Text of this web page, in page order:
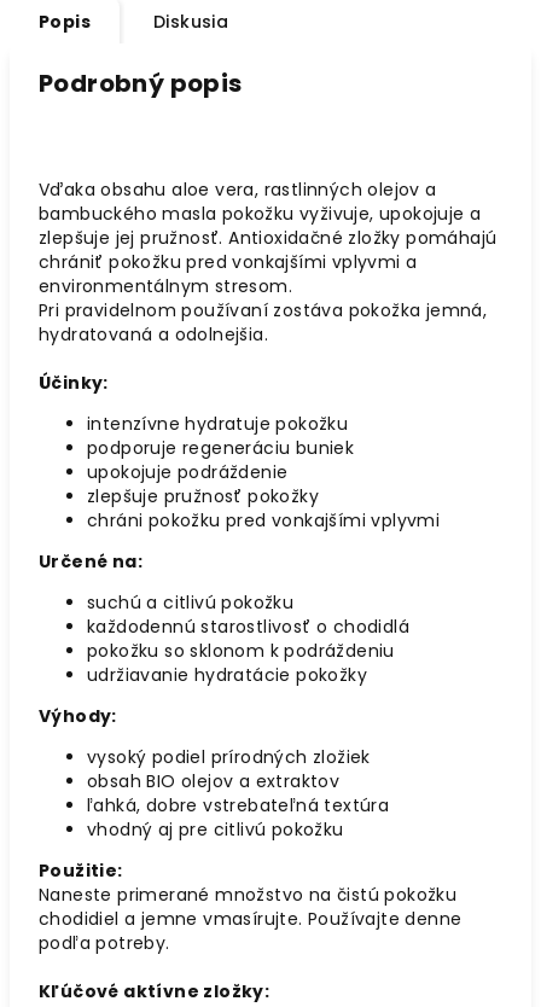
Popis Diskusia
Podrobný popis
Vďaka obsahu aloe vera, rastlinných olejov a
bambuckého masla pokožku vyživuje, upokojuje a
zlepšuje jej pružnosť. Antioxidačné zložky pomáhajú
chrániť pokožku pred vonkajšími vplyvmi a
environmentálnym stresom.
Pri pravidelnom používaní zostáva pokožka jemná,
hydratovaná a odolnejšia.
Účinky:
intenzívne hydratuje pokožku
podporuje regeneráciu buniek
upokojuje podráždenie
zlepšuje pružnosť pokožky
chráni pokožku pred vonkajšími vplyvmi
Určené na:
suchú a citlivú pokožku
každodennú starostlivosť o chodidlá
pokožku so sklonom k podráždeniu
udržiavanie hydratácie pokožky
Výhody:
vysoký podiel prírodných zložiek
obsah BIO olejov a extraktov
ľahká, dobre vstrebateľná textúra
vhodný aj pre citlivú pokožku
Použitie:
Naneste primerané množstvo na čistú pokožku
chodidiel a jemne vmasírujte. Používajte denne
podľa potreby.
Kľúčové aktívne zložky: